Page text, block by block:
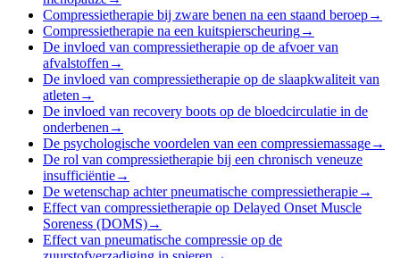
Compressietherapie bij zware benen na een staand beroep→
Compressietherapie na een kuitspierscheuring→
De invloed van compressietherapie op de afvoer van
afvalstoffen →
De invloed van compressietherapie op de slaapkwaliteit van
atleten →
De invloed van recovery boots op de bloedcirculatie in de
onderbenen →
De psychologische voordelen van een compressiemassage→
De rol van compressietherapie bij een chronisch veneuze
insufficiëntie→
De wetenschap achter pneumatische compressietherapie→
Effect van compressietherapie op Delayed Onset Muscle
Soreness (DOMS)→
Effect van pneumatische compressie op de